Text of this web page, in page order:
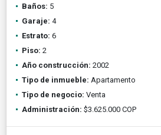
Baños: 5
Garaje: 4
Estrato: 6
Piso: 2
Año construcción: 2002
Tipo de inmueble: Apartamento
Tipo de negocio: Venta
Administración: $3.625.000 COP